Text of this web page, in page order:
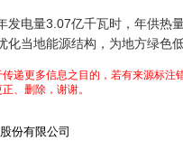
发电量3.07亿千瓦时，年供热
化当地能源结构，为地方绿色
递更多信息之目的，若有来源标
、删除，谢谢。
份有限公司